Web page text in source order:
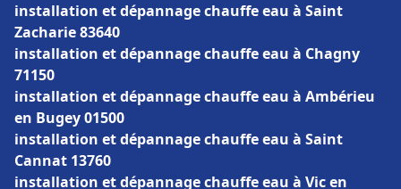
installation et dépannage chauffe eau à Saint
Zacharie 83640
installation et dépannage chauffe eau à Chagny
71150
installation et dépannage chauffe eau à Ambérieu
en Bugey 01500
installation et dépannage chauffe eau à Saint
Cannat 13760
installation et dépannage chauffe eau à Vic en